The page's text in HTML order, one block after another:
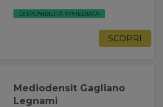
DISPONIBILITÀ IMMEDIATA
SCOPRI
Mediodensit Gagliano
Legnami